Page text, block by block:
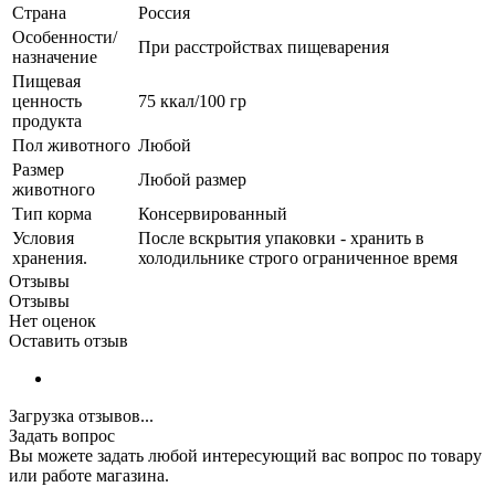
Страна
Россия
Особенности/
назначение
При расстройствах пищеварения
Пищевая
ценность
продукта
75 ккал/100 гр
Пол животного Любой
Размер
животного
Любой размер
Тип корма
Консервированный
Условия
хранения.
После вскрытия упаковки - хранить в
холодильнике строго ограниченное время
Отзывы
Отзывы
Нет оценок
Оставить отзыв
Загрузка отзывов...
Задать вопрос
Вы можете задать любой интересующий вас вопрос по товару
или работе магазина.